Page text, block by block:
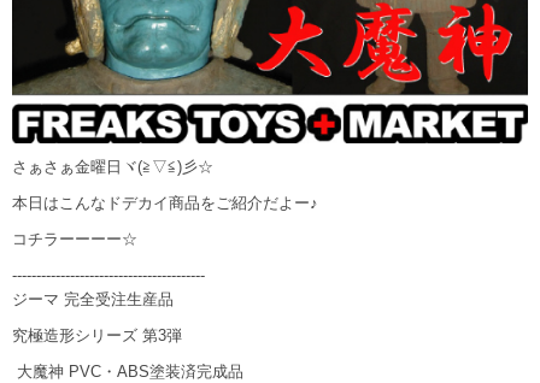
さぁさぁ金曜日ヾ(≧▽≦)彡☆
本日はこんなドデカイ商品をご紹介だよー♪
コチラーーーー☆
----------------------------------------
ジーマ 完全受注生産品
究極造形シリーズ 第3弾
大魔神 PVC・ABS塗装済完成品